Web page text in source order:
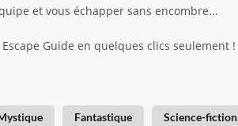
et vous échapper sans encombre...
Guide en quelques clics seulement !
Fantastique Science-fiction